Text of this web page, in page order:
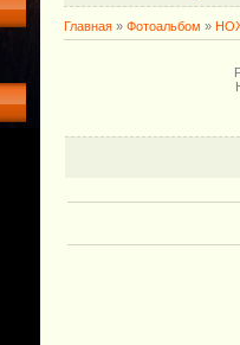
Главная » Фотоальбом »